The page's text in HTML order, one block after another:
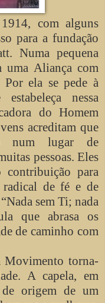
com alguns
para a fundação
Numa pequena
uma Aliança com
ela se pede à
nessa
do Homem
acreditam que
num lugar de
pessoas. Eles
contribuição para
de fé e de
sem Ti; nada
que abrasa os
de caminho com
Movimento torna-
A capela, em
origem de um